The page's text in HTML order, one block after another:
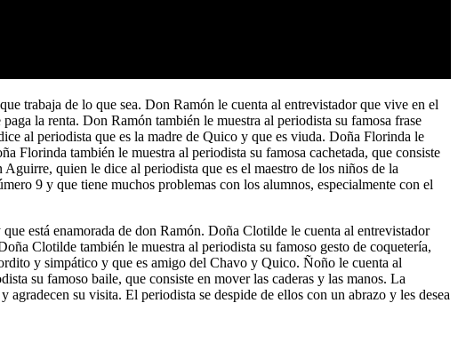
trabaja de lo que sea. Don Ramón le cuenta al entrevistador que vive en el
la renta. Don Ramón también le muestra al periodista su famosa frase
al periodista que es la madre de Quico y que es viuda. Doña Florinda le
Florinda también le muestra al periodista su famosa cachetada, que consiste
quien le dice al periodista que es el maestro de los niños de la
9 y que tiene muchos problemas con los alumnos, especialmente con el
está enamorada de don Ramón. Doña Clotilde le cuenta al entrevistador
Clotilde también le muestra al periodista su famoso gesto de coquetería,
y simpático y que es amigo del Chavo y Quico. Ñoño le cuenta al
su famoso baile, que consiste en mover las caderas y las manos. La
su visita. El periodista se despide de ellos con un abrazo y les desea